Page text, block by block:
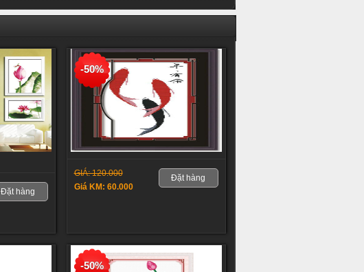
Đặt hàng
-50%
GIÁ: 120.000
Giá KM: 60.000
Đặt hàng
-50%